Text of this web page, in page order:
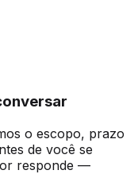
o escopo, prazo
de você se
responde —